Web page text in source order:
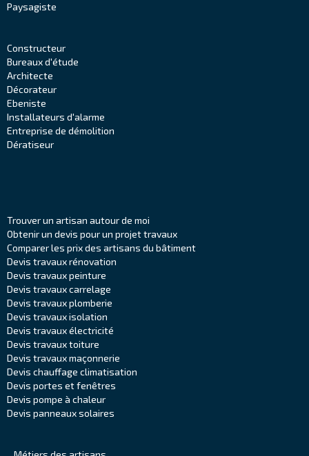
Paysagiste
Constructeur
Bureaux d'étude
Architecte
Décorateur
Ebeniste
Installateurs d'alarme
Entreprise de démolition
Dératiseur
Trouver un artisan autour de moi
Obtenir un devis pour un projet travaux
Comparer les prix des artisans du bâtiment
Devis travaux rénovation
Devis travaux peinture
Devis travaux carrelage
Devis travaux plomberie
Devis travaux isolation
Devis travaux électricité
Devis travaux toiture
Devis travaux maçonnerie
Devis chauffage climatisation
Devis portes et fenêtres
Devis pompe à chaleur
Devis panneaux solaires